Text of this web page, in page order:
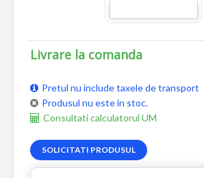
Livrare la comanda
Pretul nu include taxele de transport
Produsul nu este in stoc.
Consultati calculatorul UM
SOLICITATI PRODUSUL